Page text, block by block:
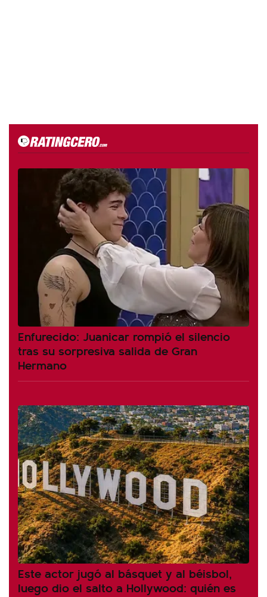
Enfurecido: Juanicar rompió el silencio
tras su sorpresiva salida de Gran
Hermano
Este actor jugó al básquet y al béisbol,
luego dio el salto a Hollywood: quién es